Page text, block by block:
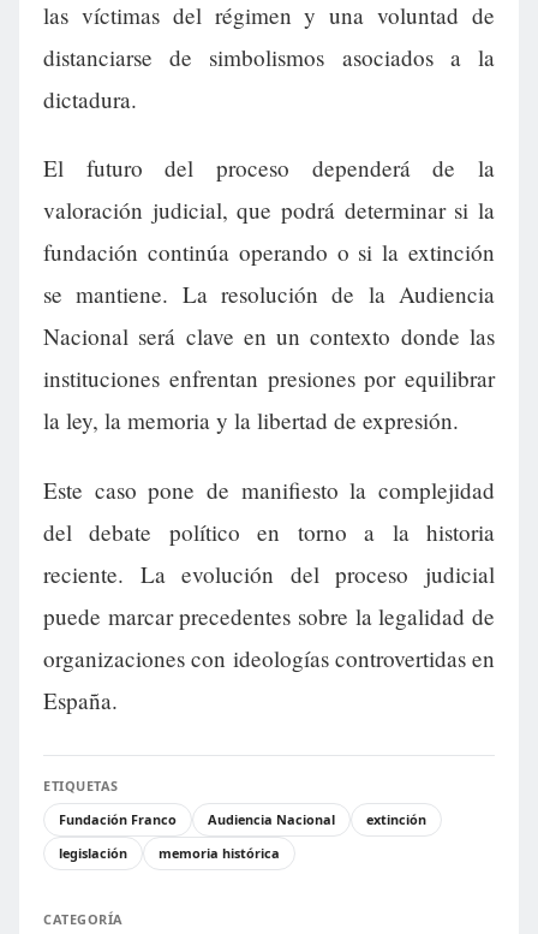
las víctimas del régimen y una voluntad de
distanciarse de simbolismos asociados a la
dictadura.
El futuro del proceso dependerá de la
valoración judicial, que podrá determinar si la
fundación continúa operando o si la extinción
se mantiene. La resolución de la Audiencia
Nacional será clave en un contexto donde las
instituciones enfrentan presiones por equilibrar
la ley, la memoria y la libertad de expresión.
Este caso pone de manifiesto la complejidad
del debate político en torno a la historia
reciente. La evolución del proceso judicial
puede marcar precedentes sobre la legalidad de
organizaciones con ideologías controvertidas en
España.
ETIQUETAS
Fundación Franco
Audiencia Nacional
extinción
legislación
memoria histórica
CATEGORÍA